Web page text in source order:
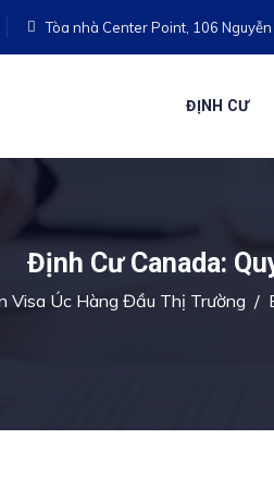
Tòa nhà Center Point, 106 Nguyễn
ĐỊNH CƯ
Định Cư Canada:
Visa Úc Hàng Đầu Thị Trường /